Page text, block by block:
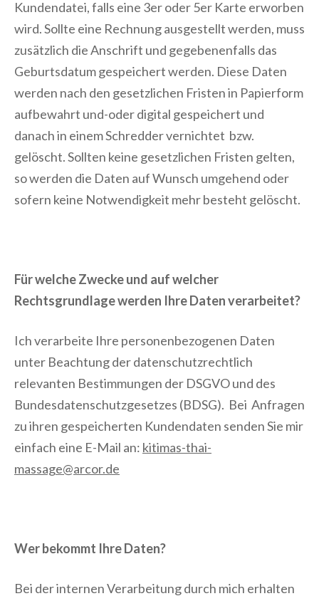
Kundendatei, falls eine 3er oder 5er Karte erworben
wird. Sollte eine Rechnung ausgestellt werden, muss
zusätzlich die Anschrift und gegebenenfalls das
Geburtsdatum gespeichert werden. Diese Daten
werden nach den gesetzlichen Fristen in Papierform
aufbewahrt und-oder digital gespeichert und
danach in einem Schredder vernichtet bzw.
gelöscht. Sollten keine gesetzlichen Fristen gelten,
so werden die Daten auf Wunsch umgehend oder
sofern keine Notwendigkeit mehr besteht gelöscht.
Für welche Zwecke und auf welcher
Rechtsgrundlage werden Ihre Daten verarbeitet?
Ich verarbeite Ihre personenbezogenen Daten
unter Beachtung der datenschutzrechtlich
relevanten Bestimmungen der DSGVO und des
Bundesdatenschutzgesetzes (BDSG). Bei Anfragen
zu ihren gespeicherten Kundendaten senden Sie mir
einfach eine E-Mail an: kitimas-thai-
massage@arcor.de
Wer bekommt Ihre Daten?
Bei der internen Verarbeitung durch mich erhalten